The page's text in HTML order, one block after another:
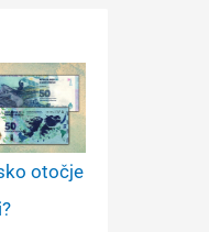
otočje